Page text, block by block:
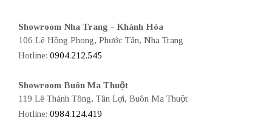
Showroom Nha Trang - Khánh Hòa
106 Lê Hồng Phong, Phước Tân, Nha Trang
Hotline: 0904.212.545
Showroom Buôn Ma Thuột
119 Lê Thánh Tông, Tân Lợi, Buôn Ma Thuột
Hotline: 0984.124.419